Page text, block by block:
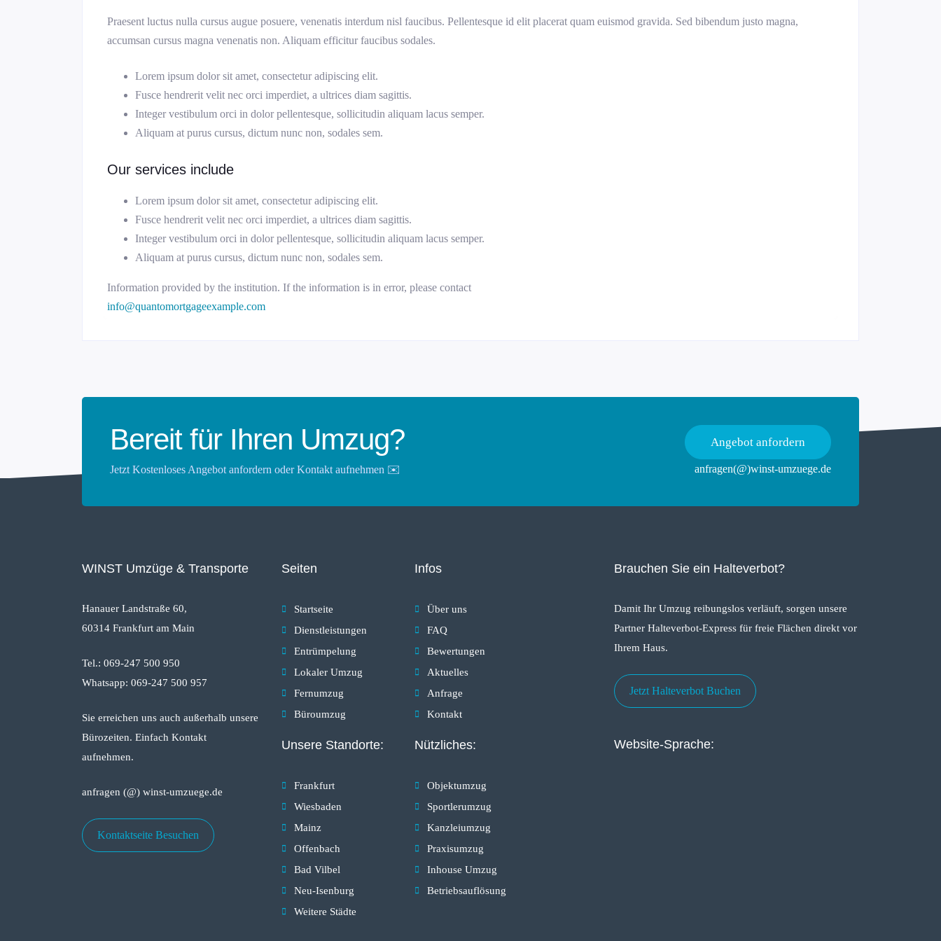
Praesent luctus nulla cursus augue posuere, venenatis interdum nisl faucibus. Pellentesque id elit placerat quam euismod gravida. Sed bibendum justo magna,
accumsan cursus magna venenatis non. Aliquam efficitur faucibus sodales.
Lorem ipsum dolor sit amet, consectetur adipiscing elit.
Fusce hendrerit velit nec orci imperdiet, a ultrices diam sagittis.
Integer vestibulum orci in dolor pellentesque, sollicitudin aliquam lacus semper.
Aliquam at purus cursus, dictum nunc non, sodales sem.
Our services include
Lorem ipsum dolor sit amet, consectetur adipiscing elit.
Fusce hendrerit velit nec orci imperdiet, a ultrices diam sagittis.
Integer vestibulum orci in dolor pellentesque, sollicitudin aliquam lacus semper.
Aliquam at purus cursus, dictum nunc non, sodales sem.
Information provided by the institution. If the information is in error, please contact
info@quantomortgageexample.com
Bereit für Ihren Umzug?
Jetzt Kostenloses Angebot anfordern oder Kontakt aufnehmen ✉️
Angebot anfordern
anfragen(@)winst-umzuege.de
WINST Umzüge & Transporte
Hanauer Landstraße 60,
60314 Frankfurt am Main
Tel.: 069-247 500 950
Whatsapp: 069-247 500 957
Sie erreichen uns auch außerhalb unsere
Bürozeiten. Einfach Kontakt
aufnehmen.
anfragen (@) winst-umzuege.de
Kontaktseite Besuchen
Seiten
Startseite
Dienstleistungen
Entrümpelung
Lokaler Umzug
Fernumzug
Büroumzug
Unsere Standorte:
Frankfurt
Wiesbaden
Mainz
Offenbach
Bad Vilbel
Neu-Isenburg
Weitere Städte
Infos
Über uns
FAQ
Bewertungen
Aktuelles
Anfrage
Kontakt
Nützliches:
Objektumzug
Sportlerumzug
Kanzleiumzug
Praxisumzug
Inhouse Umzug
Betriebsauflösung
Brauchen Sie ein Halteverbot?
Damit Ihr Umzug reibungslos verläuft, sorgen unsere
Partner Halteverbot-Express für freie Flächen direkt vor
Ihrem Haus.
Jetzt Halteverbot Buchen
Website-Sprache: